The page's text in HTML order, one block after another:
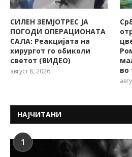
СИЛЕН ЗЕМЈОТРЕС ЈА
ПОГОДИ ОПЕРАЦИОНАТА
САЛА: Реакцијата на
хирургот го обиколи
светот (ВИДЕО)
август 8, 2026
во
НАЈЧИТАНИ
1